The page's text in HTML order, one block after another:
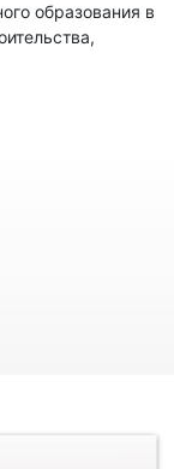
образования в